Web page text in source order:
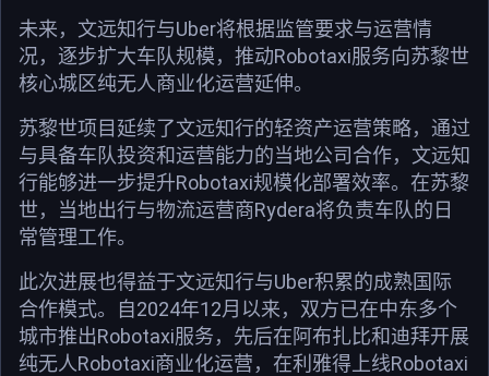
未来，文远知行与Uber将根据监管要求与运营情
况，逐步扩大车队规模，推动Robotaxi服务向苏黎世
核心城区纯无人商业化运营延伸。
苏黎世项目延续了文远知行的轻资产运营策略，通过
与具备车队投资和运营能力的当地公司合作，文远知
行能够进一步提升Robotaxi规模化部署效率。在苏黎
世，当地出行与物流运营商Rydera将负责车队的日
常管理工作。
此次进展也得益于文远知行与Uber积累的成熟国际
合作模式。自2024年12月以来，双方已在中东多个
城市推出Robotaxi服务，先后在阿布扎比和迪拜开展
纯无人Robotaxi商业化运营，在利雅得上线Robotaxi